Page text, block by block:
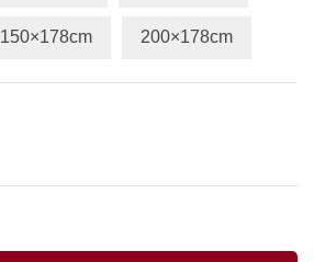
150×178cm 200×178cm